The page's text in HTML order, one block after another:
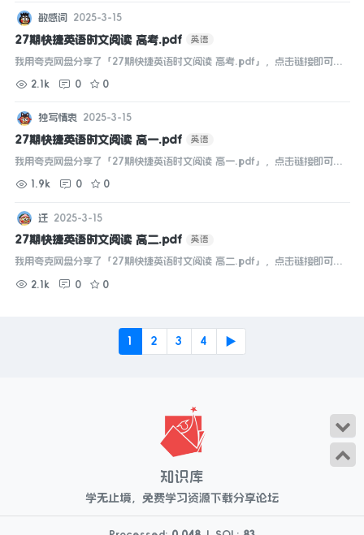
敏感词 2025-3-15
27期快捷英语时文阅读 高考.pdf 英语
我用夸克网盘分享了「27期快捷英语时文阅读 高考.pdf」，点击链接即可保
2.1k
0 0
独写情衷 2025-3-15
27期快捷英语时文阅读 高一.pdf 英语
我用夸克网盘分享了「27期快捷英语时文阅读 高一.pdf」，点击链接即可保
1.9k
0 0
迁 2025-3-15
27期快捷英语时文阅读 高二.pdf 英语
我用夸克网盘分享了「27期快捷英语时文阅读 高二.pdf」，点击链接即可保
2.1k
0 0
1 2 3 4 ▶
知识库
学无止境，免费学习资源下载分享论坛